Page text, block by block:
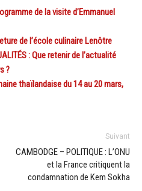
de la visite d’Emmanuel
de l’école culinaire Lenôtre
: Que retenir de l’actualité
?
thaïlandaise du 14 au 20 mars,
Suivant
CAMBODGE – POLITIQUE : L’ONU
et la France critiquent la
condamnation de Kem Sokha